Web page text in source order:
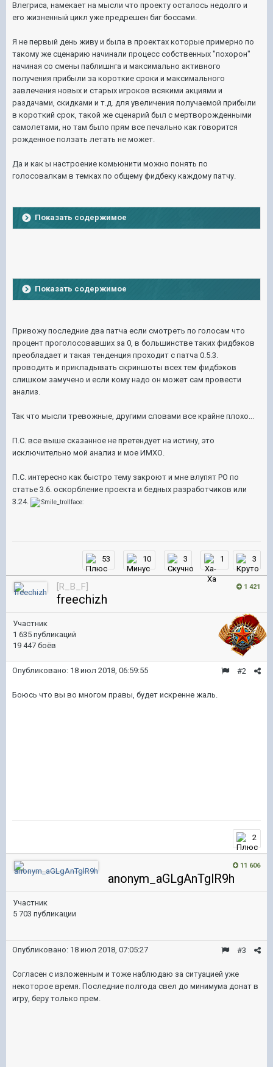
Влегриса, намекает на мысли что проекту осталось недолго и
его жизненный цикл уже предрешен биг боссами.
Я не первый день живу и была в проектах которые примерно по
такому же сценарию начинали процесс собственных "похорон"
начиная со смены паблишнга и максимально активного
получения прибыли за короткие сроки и максимального
завлечения новых и старых игроков всякими акциями и
раздачами, скидками и т.д. для увеличения получаемой прибыли
в короткий срок, такой же сценарий был с мертворожденными
самолетами, но там было прям все печально как говорится
рожденное ползать летать не может.
Да и как ы настроение комьюнити можно понять по
голосовалкам в темках по общему фидбеку каждому патчу.
Показать содержимое
Показать содержимое
Привожу последние два патча если смотреть по голосам что
процент проголосовавших за 0, в большинстве таких фидбэков
преобладает и такая тенденция проходит с патча 0.5.3.
проводить и прикладывать скриншоты всех тем фидбэков
слишком замучено и если кому надо он может сам провести
анализ.
Так что мысли тревожные, другими словами все крайне плохо...
П.С. все выше сказанное не претендует на истину, это
исключительно мой анализ и мое ИМХО.
П.С. интересно как быстро тему закроют и мне влупят РО по
статье 3.6. оскорбление проекта и бедных разработчиков или
3.24.
53 10 3 1 3
1 421
[R_B_F]
freechizh
Участник
1 635 публикаций
19 447 боёв
#2
Опубликовано: 18 июл 2018, 06:59:55
Боюсь что вы во многом правы, будет искренне жаль.
2
11 606
anonym_aGLgAnTglR9h
Участник
5 703 публикации
#3
Опубликовано: 18 июл 2018, 07:05:27
Согласен с изложенным и тоже наблюдаю за ситуацией уже
некоторое время. Последние полгода свел до минимума донат в
игру, беру только прем.